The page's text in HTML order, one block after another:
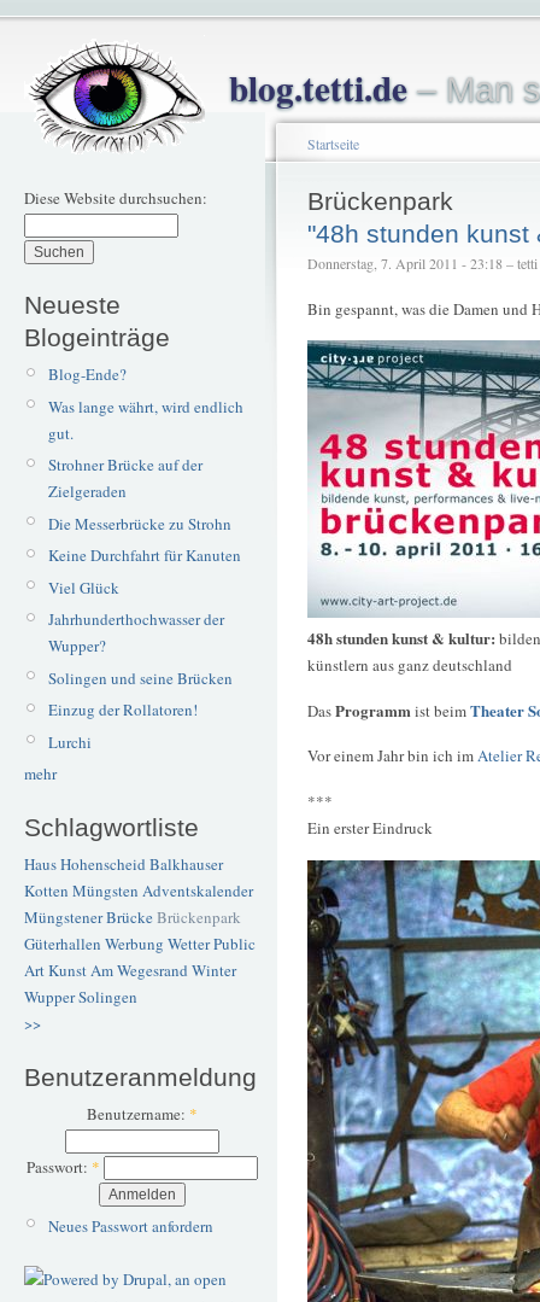
blog.tetti.de– Man
Diese Website durchsuchen:
Neueste
Blogeinträge
Blog-Ende?
Was lange währt, wird endlich
gut.
Strohner Brücke auf der
Zielgeraden
Die Messerbrücke zu Strohn
Keine Durchfahrt für Kanuten
Viel Glück
Jahrhunderthochwasser der
Wupper?
Solingen und seine Brücken
Einzug der Rollatoren!
Lurchi
mehr
Schlagwortliste
Haus Hohenscheid Balkhauser
Kotten Müngsten Adventskalender
Müngstener BrückeBrückenpark
Güterhallen Werbung WetterPublic
ArtKunstAm Wegesrand Winter
WupperSolingen
>>
Benutzeranmeldung
Benutzername: *
Passwort: *
Neues Passwort anfordern
Startseite
Brückenpark
"48h stunden kunst
Donnerstag, 7. April 2011 - 23:18 – tetti
Bin gespannt, was die Damen und
48h stunden kunst & kultur:
künstlern aus ganz deutschland
DasProgramm ist beimTheater
Vor einem Jahr bin ich imAtelier
***
Ein erster Eindruck